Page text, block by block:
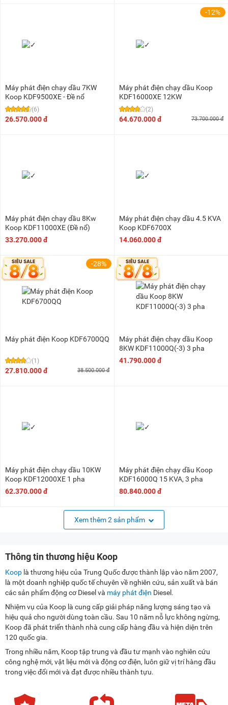
Máy phát điện chạy dầu 7KW
Koop KDF9500XE - Đề nổ
(6)
26.570.000 đ
-12%
Máy phát điện chạy dầu Koop
KDF16000XE 12KW
(2)
64.670.000 đ 73.700.000 đ
Máy phát điện chạy dầu 8Kw
Koop KDF11000XE (Đề nổ)
33.270.000 đ
Máy phát điện chạy dầu 4.5 KVA
Koop KDF6700X
14.060.000 đ
-28%
Máy phát điện Koop KDF6700QQ
(1)
27.810.000 đ 38.500.000 đ
Máy phát điện chạy dầu Koop
8KW KDF11000Q(-3) 3 pha
41.790.000 đ
Máy phát điện chạy dầu 10KW
Koop KDF12000XE 1 pha
62.370.000 đ
Máy phát điện chạy dầu Koop
KDF16000Q 15 KVA, 3 pha
80.840.000 đ
Xem thêm 2 sản phẩm
Thông tin thương hiệu Koop
Koop là thương hiệu của Trung Quốc được thành lập vào năm 2007,
là một doanh nghiệp quốc tế chuyên về nghiên cứu, sản xuất và bán
các sản phẩm động cơ Diesel và máy phát điện Diesel.
Nhiệm vụ của Koop là cung cấp giải pháp năng lượng sáng tạo và
hiệu quả cho người dùng toàn cầu. Sau 10 năm nỗ lực không ngừng,
Koop đã phát triển thành nhà cung cấp hàng đầu và hiện diện trên
120 quốc gia.
Trong nhiều năm, Koop tập trung và đầu tư mạnh vào nghiên cứu
công nghệ mới, vật liệu mới và động cơ điện, luôn giữ vị trí hàng đầu
trong việc đổi mới và đạt được nhiều thành tựu.